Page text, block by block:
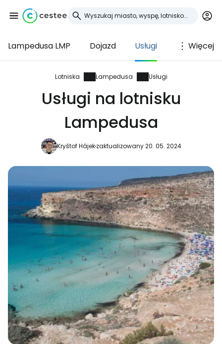
Lampedusa LMP Dojazd Usługi Więcej
Lotniska Lampedusa Usługi
Usługi na lotnisku
Lampedusa
Kryštof Hájekzaktualizowany 20. 05. 2024
Zaloguj się do
Cestee
... światowej społeczności podróżniczej
Kontynuuj z Google
Kontynuuj z Facebookiem
Kontynuuj z e-mailem